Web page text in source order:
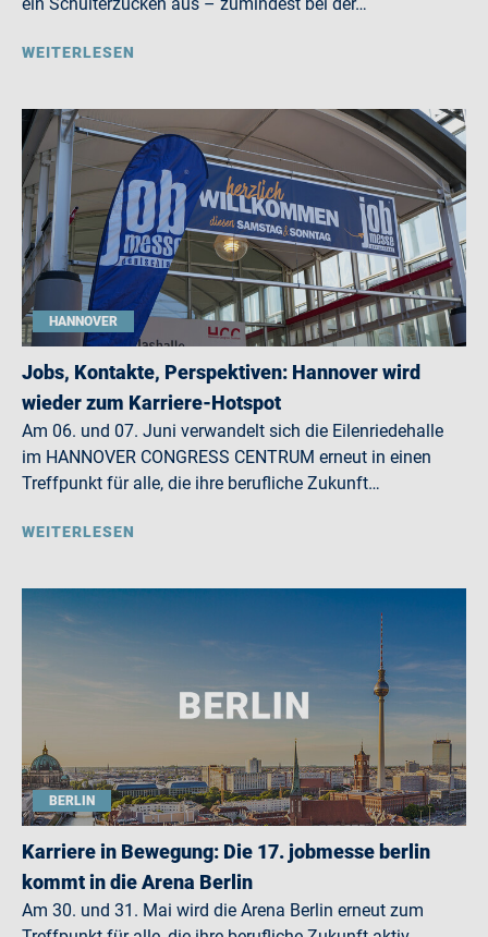
WEITERLESEN
HANNOVER
Jobs, Kontakte, Perspektiven: Hannover wird
wieder zum Karriere-Hotspot
Am 06. und 07. Juni verwandelt sich die Eilenriedehalle
im HANNOVER CONGRESS CENTRUM erneut in einen
Treffpunkt für alle, die ihre berufliche Zukunft…
WEITERLESEN
BERLIN
Karriere in Bewegung: Die 17. jobmesse berlin
kommt in die Arena Berlin
Am 30. und 31. Mai wird die Arena Berlin erneut zum